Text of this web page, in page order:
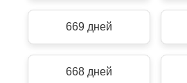
669 дней
668 дней